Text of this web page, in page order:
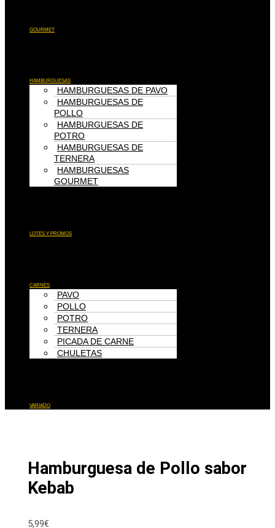
GOURMET
HAMBURGUESAS
HAMBURGUESAS DE PAVO
HAMBURGUESAS DE
POLLO
HAMBURGUESAS DE
POTRO
HAMBURGUESAS DE
TERNERA
HAMBURGUESAS
GOURMET
LOTES Y PROMOS
CARNES
PAVO
POLLO
POTRO
TERNERA
PICADA DE CARNE
CHULETAS
VARIADO
Hamburguesa de Pollo sabor
Kebab
5,99€